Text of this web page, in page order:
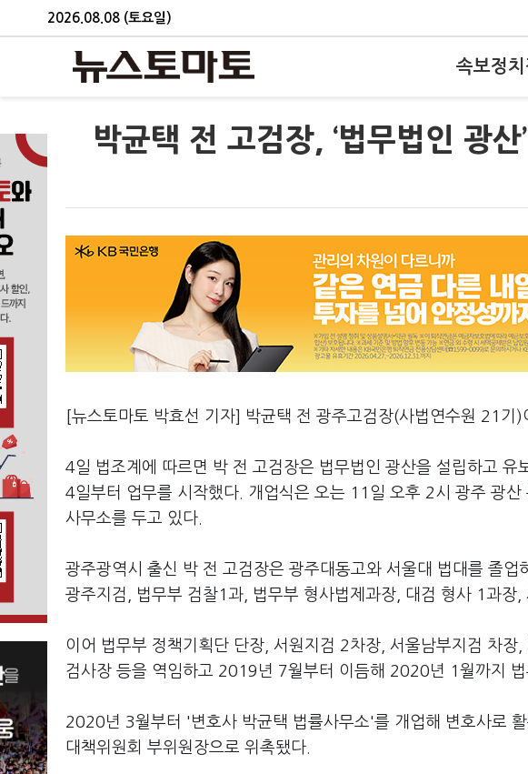
2026.08.08 (토요일)
속보정치
박균택 전 고검장, ‘법무법인 광
[뉴스토마토 박효선 기자] 박균택 전 광주고검장(사법연수원 21기)
4일 법조계에 따르면 박 전 고검장은 법무법인 광산을 설립하고
4일부터 업무를 시작했다. 개업식은 오는 11일 오후 2시 광주 광
사무소를 두고 있다.
광주광역시 출신 박 전 고검장은 광주대동고와 서울대 법대를 졸
광주지검, 법무부 검찰1과, 법무부 형사법제과장, 대검 형사 1과장
이어 법무부 정책기획단 단장, 서원지검 2차장, 서울남부지검 차장
검사장 등을 역임하고 2019년 7월부터 이듬해 2020년 1월까지 법
2020년 3월부터 '변호사 박균택 법률사무소'를 개업해 변호사로
대책위원회 부위원장으로 위촉됐다.